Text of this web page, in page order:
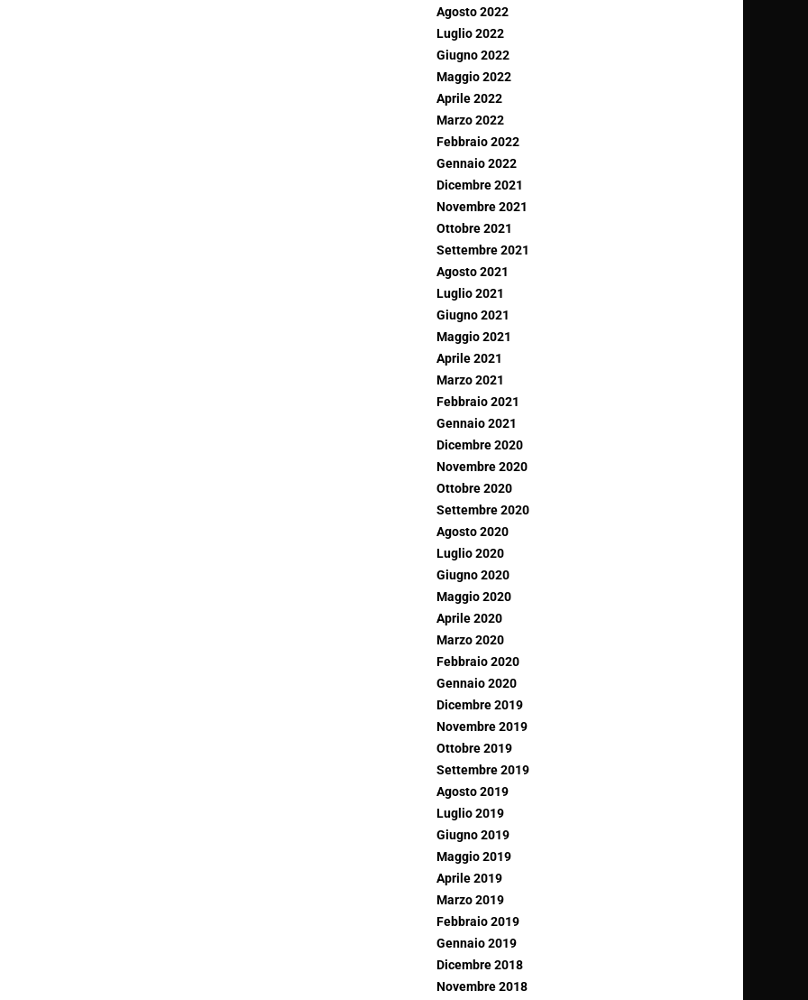
Agosto 2022
Luglio 2022
Giugno 2022
Maggio 2022
Aprile 2022
Marzo 2022
Febbraio 2022
Gennaio 2022
Dicembre 2021
Novembre 2021
Ottobre 2021
Settembre 2021
Agosto 2021
Luglio 2021
Giugno 2021
Maggio 2021
Aprile 2021
Marzo 2021
Febbraio 2021
Gennaio 2021
Dicembre 2020
Novembre 2020
Ottobre 2020
Settembre 2020
Agosto 2020
Luglio 2020
Giugno 2020
Maggio 2020
Aprile 2020
Marzo 2020
Febbraio 2020
Gennaio 2020
Dicembre 2019
Novembre 2019
Ottobre 2019
Settembre 2019
Agosto 2019
Luglio 2019
Giugno 2019
Maggio 2019
Aprile 2019
Marzo 2019
Febbraio 2019
Gennaio 2019
Dicembre 2018
Novembre 2018